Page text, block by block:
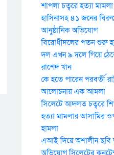
শাপলা চত্বরে হত্যা
হাসিনাসহ ৪১ জনের
আনুষ্ঠানিক অভিযোগ
বিরোধীদলের পতন শুরু
দল এখন ৯ দলে গিয়ে
রাশেদ খান
কে হতে পারেন পরবর্তী
আলোচনায় এক আমলা
সিলেটে আদলত চত্বরে
হত্যা মামলার আসামির
হামলা
এআই দিয়ে অশালীন ছবি